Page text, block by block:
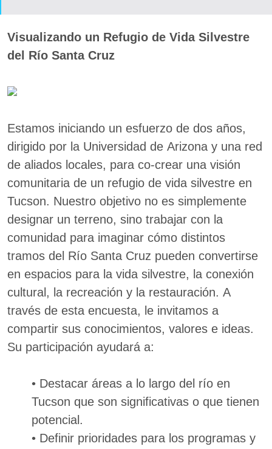
Visualizando un Refugio de Vida Silvestre
del Río Santa Cruz
Estamos iniciando un esfuerzo de dos años,
dirigido por la Universidad de Arizona y una red
de aliados locales, para co-crear una visión
comunitaria de un refugio de vida silvestre en
Tucson. Nuestro objetivo no es simplemente
designar un terreno, sino trabajar con la
comunidad para imaginar cómo distintos
tramos del Río Santa Cruz pueden convertirse
en espacios para la vida silvestre, la conexión
cultural, la recreación y la restauración. A
través de esta encuesta, le invitamos a
compartir sus conocimientos, valores e ideas.
Su participación ayudará a:
• Destacar áreas a lo largo del río en
Tucson que son significativas o que tienen
potencial.
• Definir prioridades para los programas y